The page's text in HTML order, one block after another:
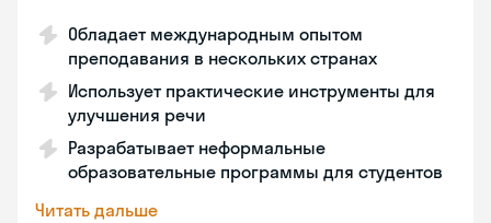
Обладает международным опытом
преподавания в нескольких странах
Использует практические инструменты для
улучшения речи
Разрабатывает неформальные
образовательные программы для студентов
Читать дальше